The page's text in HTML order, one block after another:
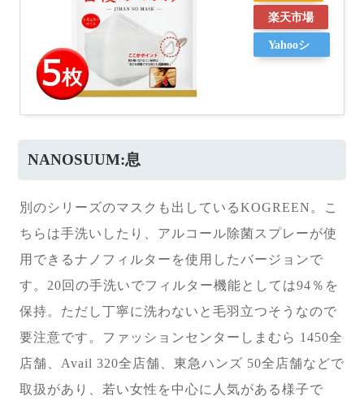
楽天市場
Yahooシ
NANOSUUM:息
別のシリーズのマスクも出しているKOGREEN。こ
ちらは手洗いしたり、アルコール除菌スプレーが使
用できるナノフィルターを使用したバージョンで
す。20回の手洗いでフィルター機能としては94％を
保持。ただし丁寧に洗わないと毛羽立つそうなので
要注意です。ファッションセンターしまむら 1450全
店舗、Avail 320全店舗、東急ハンズ 50全店舗などで
取扱があり、若い女性を中心に人気がある様子で